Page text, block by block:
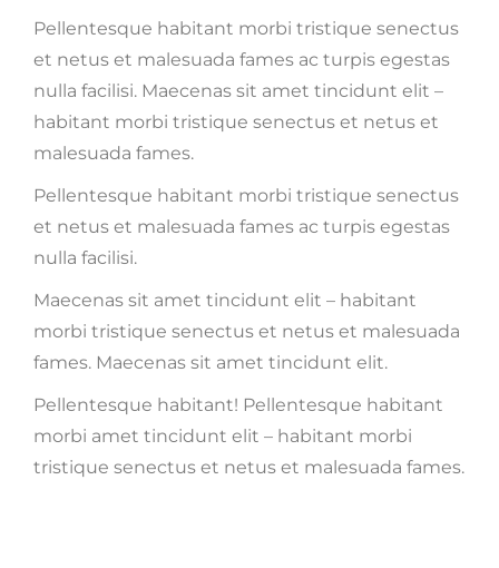
Pellentesque habitant morbi tristique senectus
et netus et malesuada fames ac turpis egestas
nulla facilisi. Maecenas sit amet tincidunt elit –
habitant morbi tristique senectus et netus et
malesuada fames.
Pellentesque habitant morbi tristique senectus
et netus et malesuada fames ac turpis egestas
nulla facilisi.
Maecenas sit amet tincidunt elit – habitant
morbi tristique senectus et netus et malesuada
fames. Maecenas sit amet tincidunt elit.
Pellentesque habitant! Pellentesque habitant
morbi amet tincidunt elit – habitant morbi
tristique senectus et netus et malesuada fames.